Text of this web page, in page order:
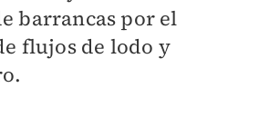
barrancas por el
flujos de lodo y